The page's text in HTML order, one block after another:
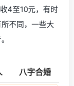
4至10元，有时
不同，一些大
八字合婚